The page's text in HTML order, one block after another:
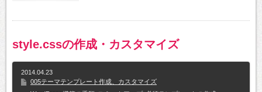
style.cssの作成・カスタマイズ
2014.04.23
005テーマテンプレート作成、カスタマイズ